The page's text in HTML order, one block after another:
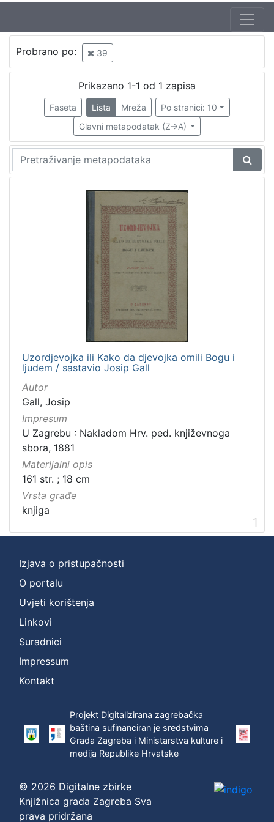
Jezik
hrvatski
Nakladnička
cjelina
Zagreb na pragu modernog doba
Knjige za djecu i mladež
Knjige za djecu i mladež
Probrano po: 39
Prikazano 1-1 od 1 zapisa
Faseta Lista Mreža
Po stranici: 10
Glavni metapodatak (Z->A)
Uzordjevojka ili Kako da djevojka omili Bogu i
ljudem / sastavio Josip Gall
Autor
Gall, Josip
Impresum
U Zagrebu : Nakladom Hrv. ped. književnoga
sbora, 1881
Materijalni opis
161 str. ; 18 cm
Vrsta građe
knjiga
1
Izjava o pristupačnosti
O portalu
Uvjeti korištenja
Linkovi
Suradnici
Impressum
Kontakt
Projekt Digitalizirana zagrebačka
baština sufinanciran je sredstvima
Grada Zagreba i Ministarstva kulture i
medija Republike Hrvatske
© 2026 Digitalne zbirke
Knjižnica grada Zagreba Sva
prava pridržana